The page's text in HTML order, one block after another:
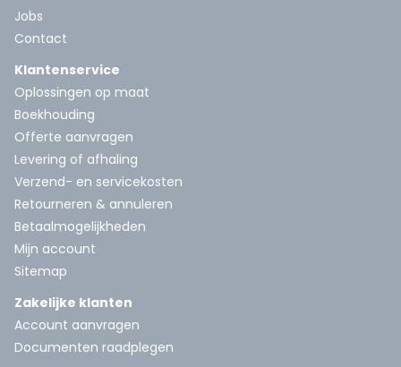
Jobs
Contact
Klantenservice
Oplossingen op maat
Boekhouding
Offerte aanvragen
Levering of afhaling
Verzend- en servicekosten
Retourneren & annuleren
Betaalmogelijkheden
Mijn account
Sitemap
Zakelijke klanten
Account aanvragen
Documenten raadplegen